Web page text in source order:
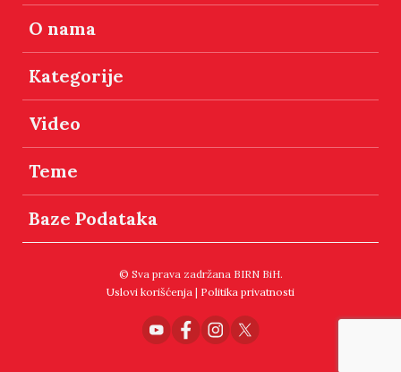
O nama
Kategorije
Video
Teme
Baze Podataka
© Sva prava zadržana BIRN BiH.
Uslovi korišćenja | Politika privatnosti